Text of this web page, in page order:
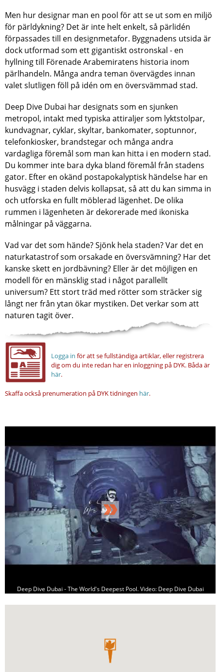
Men hur designar man en pool för att se ut som en miljö
för pärldykning? Det är inte helt enkelt, så pärlidén
förpassades till en designmetafor. Byggnadens utsida är
dock utformad som ett gigantiskt ostronskal - en
hyllning till Förenade Arabemiratens historia inom
pärlhandeln. Många andra teman övervägdes innan
valet slutligen föll på idén om en översvämmad stad.
Deep Dive Dubai har designats som en sjunken
metropol, intakt med typiska attiraljer som lyktstolpar,
kundvagnar, cyklar, skyltar, bankomater, soptunnor,
telefonkiosker, brandstegar och många andra
vardagliga föremål som man kan hitta i en modern stad.
Du kommer inte bara dyka bland föremål från stadens
gator. Efter en okänd postapokalyptisk händelse har en
husvägg i staden delvis kollapsat, så att du kan simma in
och utforska en fullt möblerad lägenhet. De olika
rummen i lägenheten är dekorerade med ikoniska
målningar på väggarna.
Vad var det som hände? Sjönk hela staden? Var det en
naturkatastrof som orsakade en översvämning? Har det
kanske skett en jordbävning? Eller är det möjligen en
modell för en mänsklig stad i något parallellt
universum? Ett stort träd med rötter som sträcker sig
långt ner från ytan ökar mystiken. Det verkar som att
naturen tagit över.
Logga in för att se fullständiga artiklar, eller registrera
dig om du inte redan har en inloggning på DYK. Båda är
här.
Skaffa också prenumeration på DYK tidningen här.
Deep Dive Dubai - The World's Deepest Pool. Video: Deep Dive Dubai